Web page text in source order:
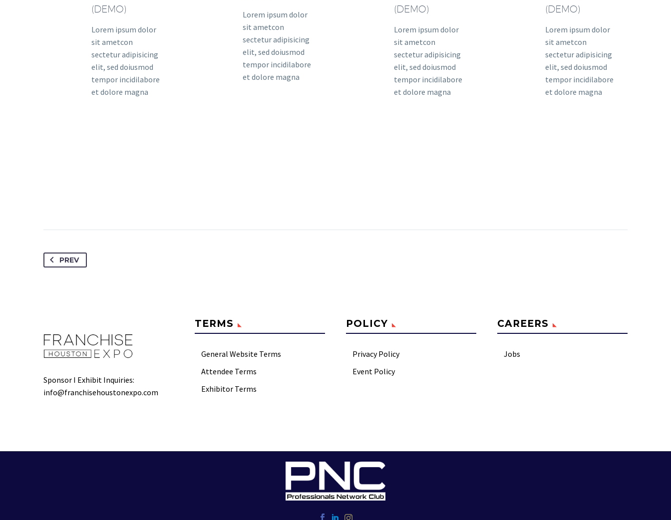
(DEMO)
Lorem ipsum dolor
sit ametcon
sectetur adipisicing
elit, sed doiusmod
tempor incidilabore
et dolore magna
Lorem ipsum dolor
sit ametcon
sectetur adipisicing
elit, sed doiusmod
tempor incidilabore
et dolore magna
(DEMO)
Lorem ipsum dolor
sit ametcon
sectetur adipisicing
elit, sed doiusmod
tempor incidilabore
et dolore magna
(DEMO)
Lorem ipsum dolor
sit ametcon
sectetur adipisicing
elit, sed doiusmod
tempor incidilabore
et dolore magna
PREV
Sponsor I Exhibit Inquiries:
info@franchisehoustonexpo.com
TERMS
General Website Terms
Attendee Terms
Exhibitor Terms
POLICY
Privacy Policy
Event Policy
CAREERS
Jobs